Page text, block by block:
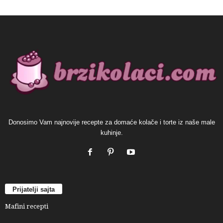
Donosimo Vam najnovije recepte za domaće kolače i torte iz naše male
kuhinje.
Prijatelji sajta
Mafini recepti